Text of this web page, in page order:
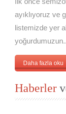
ayıklıyoruz ve
listemizde yer
Daha fazla oku
Haberler